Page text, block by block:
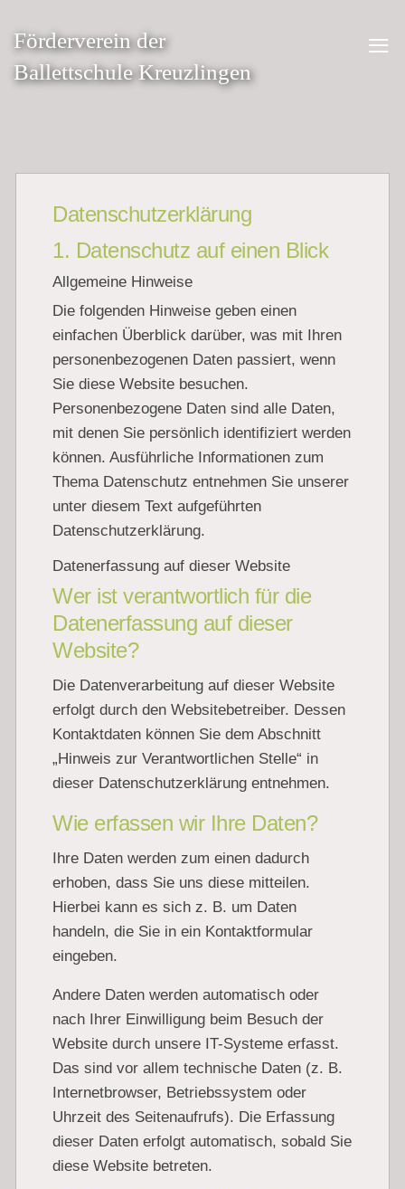
Förderverein der
Ballettschule Kreuzlingen
Datenschutzerklärung
1. Datenschutz auf einen Blick
Allgemeine Hinweise
Die folgenden Hinweise geben einen
einfachen Überblick darüber, was mit Ihren
personenbezogenen Daten passiert, wenn
Sie diese Website besuchen.
Personenbezogene Daten sind alle Daten,
mit denen Sie persönlich identifiziert werden
können. Ausführliche Informationen zum
Thema Datenschutz entnehmen Sie unserer
unter diesem Text aufgeführten
Datenschutzerklärung.
Datenerfassung auf dieser Website
Wer ist verantwortlich für die
Datenerfassung auf dieser
Website?
Die Datenverarbeitung auf dieser Website
erfolgt durch den Websitebetreiber. Dessen
Kontaktdaten können Sie dem Abschnitt
„Hinweis zur Verantwortlichen Stelle“ in
dieser Datenschutzerklärung entnehmen.
Wie erfassen wir Ihre Daten?
Ihre Daten werden zum einen dadurch
erhoben, dass Sie uns diese mitteilen.
Hierbei kann es sich z. B. um Daten
handeln, die Sie in ein Kontaktformular
eingeben.
Andere Daten werden automatisch oder
nach Ihrer Einwilligung beim Besuch der
Website durch unsere IT-Systeme erfasst.
Das sind vor allem technische Daten (z. B.
Internetbrowser, Betriebssystem oder
Uhrzeit des Seitenaufrufs). Die Erfassung
dieser Daten erfolgt automatisch, sobald Sie
diese Website betreten.
≡